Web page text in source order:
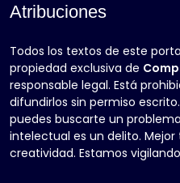
Atribuciones
Todos los textos de este
propiedad exclusiva de
responsable legal. Está
difundirlos sin permiso
puedes buscarte un
intelectual es un delito.
creatividad. Estamos